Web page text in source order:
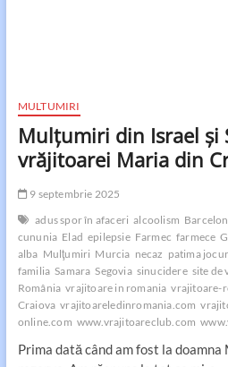
MULTUMIRI
Mulţumiri din Israel şi
vrăjitoarei Maria din
9 septembrie 2025
adus spor în afaceri alcoolism
cununia Elad epilepsie Farmec farmece
alba Mulţumiri Murcia necaz patima
familia Samara Segovia sinucidere site de
România vrajitoare in romania vrajitoare-
Craiova vrajitoareledinromania.com
online.com www.vrajitoareclub.com
Prima dată când am fost la